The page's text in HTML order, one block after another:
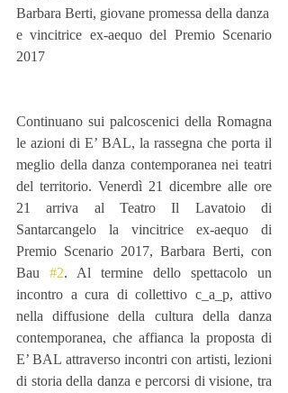
Barbara Berti, giovane promessa della danza
e vincitrice ex-aequo del Premio Scenario
2017
Continuano sui palcoscenici della Romagna
le azioni di E’ BAL, la rassegna che porta il
meglio della danza contemporanea nei teatri
del territorio. Venerdì 21 dicembre alle ore
21 arriva al Teatro Il Lavatoio di
Santarcangelo la vincitrice ex-aequo di
Premio Scenario 2017, Barbara Berti, con
Bau #2. Al termine dello spettacolo un
incontro a cura di collettivo c_a_p, attivo
nella diffusione della cultura della danza
contemporanea, che affianca la proposta di
E’ BAL attraverso incontri con artisti, lezioni
di storia della danza e percorsi di visione, tra